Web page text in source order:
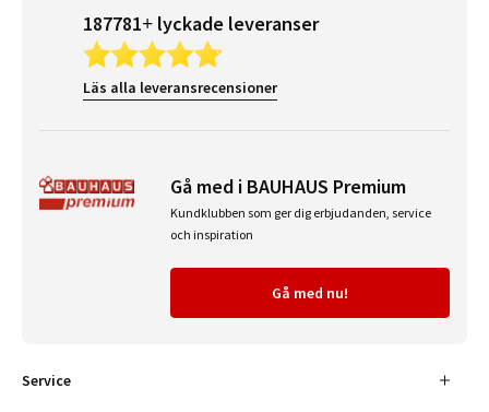
187781+ lyckade leveranser
Läs alla leveransrecensioner
Gå med i BAUHAUS Premium
Kundklubben som ger dig erbjudanden, service
och inspiration
Gå med nu!
Service